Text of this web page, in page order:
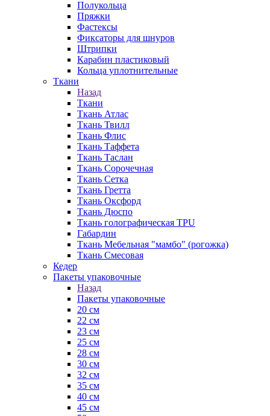
Полукольца
Пряжки
Фастексы
Фиксаторы для шнуров
Штрипки
Карабин пластиковый
Кольца уплотнительные
Ткани
Назад
Ткани
Ткань Атлас
Ткань Твилл
Ткань Флис
Ткань Таффета
Ткань Таслан
Ткань Сорочечная
Ткань Сетка
Ткань Гретта
Ткань Оксфорд
Ткань Дюспо
Ткань голографическая TPU
Габардин
Ткань Мебельная "мамбо" (рогожка)
Ткань Смесовая
Кедер
Пакеты упаковочные
Назад
Пакеты упаковочные
20 см
22 см
23 см
25 см
28 см
30 см
32 см
35 см
40 см
45 см